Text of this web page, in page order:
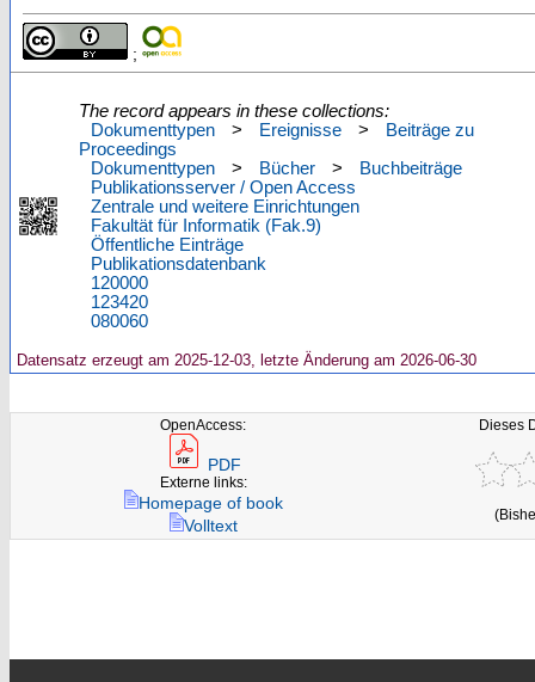
;
The record appears in these collections:
Dokumenttypen
> Ereignisse >
Beiträge zu
Proceedings
Dokumenttypen
> Bücher >
Buchbeiträge
Publikationsserver / Open Access
Zentrale und weitere Einrichtungen
Fakultät für Informatik (Fak.9)
Öffentliche Einträge
Publikationsdatenbank
120000
123420
080060
Datensatz erzeugt am 2025-12-03, letzte Änderung am 2026-06-30
OpenAccess:
PDF
Externe links:
Homepage of book
Volltext
Dieses